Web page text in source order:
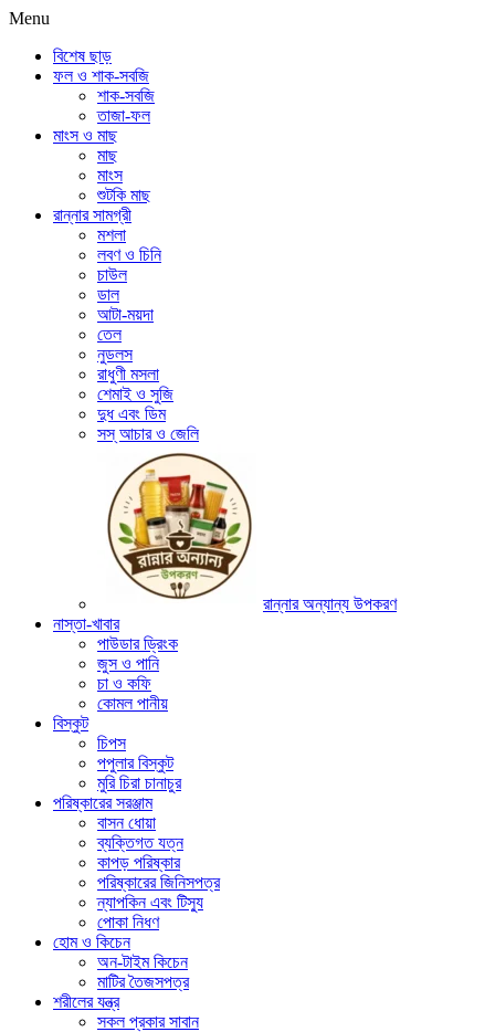
Menu
বিশেষ ছাড়
ফল ও শাক-সবজি
শাক-সবজি
তাজা-ফল
মাংস ও মাছ
মাছ
মাংস
শুটকি মাছ
রান্নার সামগ্রী
মশলা
লবণ ও চিনি
চাউল
ডাল
আটা-ময়দা
তেল
নুডলস
রাধুণী মসলা
শেমাই ও সুজি
দুধ এবং ডিম
সস্ আচার ও জেলি
রান্নার অন্যান্য উপকরণ
নাস্তা-খাবার
পাউডার ড্রিংক
জুস ও পানি
চা ও কফি
কোমল পানীয়
বিস্কুট
চিপস
পপুলার বিস্কুট
মুরি চিরা চানাচুর
পরিষ্কারের সরঞ্জাম
বাসন ধোয়া
ব্যক্তিগত যত্ন
কাপড় পরিষ্কার
পরিষ্কারের জিনিসপত্র
ন্যাপকিন এবং টিস্যু
পোকা নিধণ
হোম ও কিচেন
অন-টাইম কিচেন
মাটির তৈজসপত্র
শরীলের যন্ত্র
সকল প্রকার সাবান